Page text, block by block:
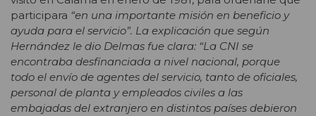
participara “en una importante misión en beneficio y
ayuda para el servicio”. La explicación que según
Hernández le dio Delmas fue clara: “La CNI se
encontraba desfinanciada a nivel nacional, porque
todo el envío de agentes del servicio, tanto de oficiales,
personal de planta y empleados civiles a las
embajadas del extranjero en distintos países debieron